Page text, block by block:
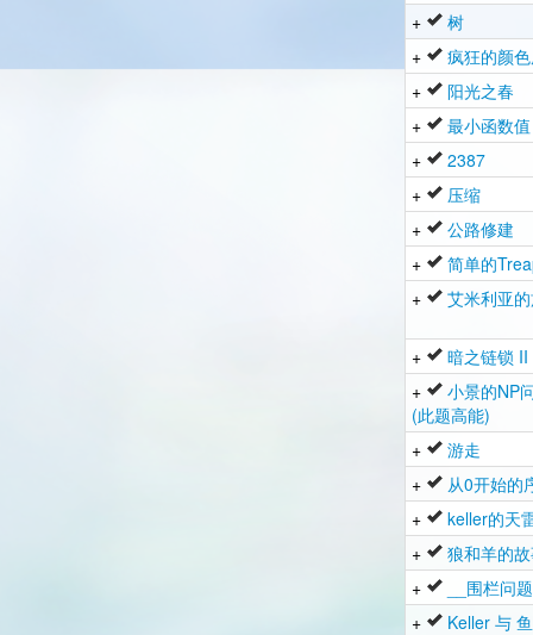
+
树
+
疯狂的颜
+
阳光之春
+
最小函数值
+
2387
+
压缩
+
公路修建
+
简单的
+
艾米利亚
+
暗之链锁 II
+
小景的NP
(此题高能)
+
游走
+
从0开始的
+
keller的天
+
狼和羊的
+
__围栏问题
+
Keller 与